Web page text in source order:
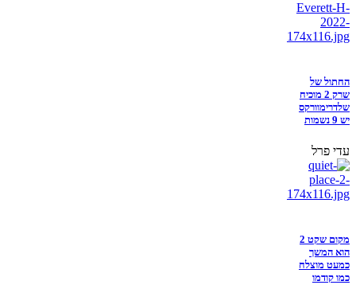
החתול של
שרק 2 מוכיח
שלדרימוורקס
יש 9 נשמות
עדי פרל
מקום שקט 2
הוא המשך
כמעט מוצלח
כמו קודמו